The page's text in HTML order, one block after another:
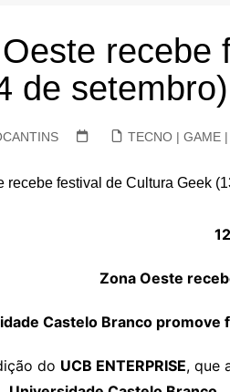
recebe
de setembro)
TECNO | GAME
Zona Oeste
Castelo Branco
do UCB ENTERPRISE, que